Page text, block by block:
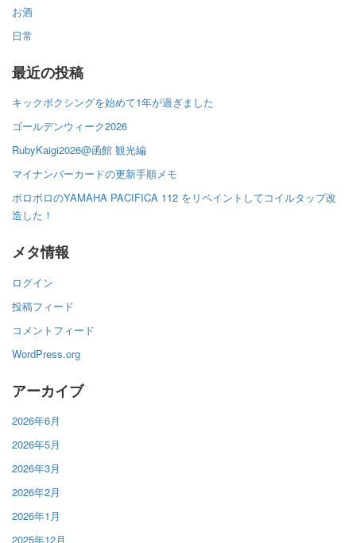
お酒
日常
最近の投稿
キックボクシングを始めて1年が過ぎました
ゴールデンウィーク2026
RubyKaigi2026@函館 観光編
マイナンバーカードの更新手順メモ
ボロボロのYAMAHA PACIFICA 112 をリペイントしてコイルタップ改
造した！
メタ情報
ログイン
投稿フィード
コメントフィード
WordPress.org
アーカイブ
2026年6月
2026年5月
2026年3月
2026年2月
2026年1月
2025年12月